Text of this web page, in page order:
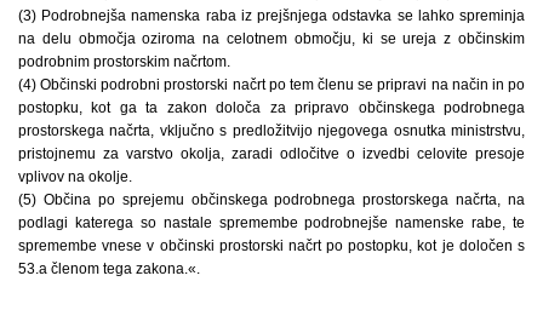
(3) Podrobnejša namenska raba iz prejšnjega odstavka se lahko spreminja
na delu območja oziroma na celotnem območju, ki se ureja z občinskim
podrobnim prostorskim načrtom.
(4) Občinski podrobni prostorski načrt po tem členu se pripravi na način in po
postopku, kot ga ta zakon določa za pripravo občinskega podrobnega
prostorskega načrta, vključno s predložitvijo njegovega osnutka ministrstvu,
pristojnemu za varstvo okolja, zaradi odločitve o izvedbi celovite presoje
vplivov na okolje.
(5) Občina po sprejemu občinskega podrobnega prostorskega načrta, na
podlagi katerega so nastale spremembe podrobnejše namenske rabe, te
spremembe vnese v občinski prostorski načrt po postopku, kot je določen s
53.a členom tega zakona.«.